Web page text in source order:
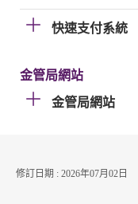
快速支付系統
金管局網站
金管局網站
修訂日期 : 2026年07月02日